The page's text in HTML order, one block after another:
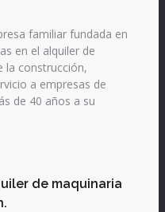
familiar fundada en
en el alquiler de
la construcción,
a empresas de
de 40 años a su
de maquinaria